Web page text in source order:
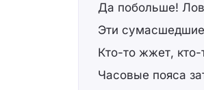
Да побольше!
Эти
Кто-то жжет, кто-
Часовые пояса